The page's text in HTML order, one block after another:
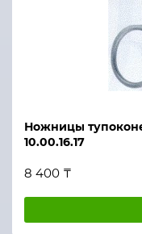
Ножницы
10.00.16.17
8 400 ₸